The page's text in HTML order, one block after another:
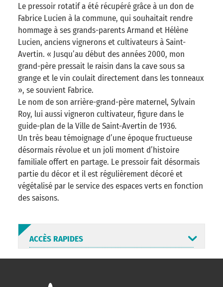
Le pressoir rotatif a été récupéré grâce à un don de
Fabrice Lucien à la commune, qui souhaitait rendre
hommage à ses grands-parents Armand et Hélène
Lucien, anciens vignerons et cultivateurs à Saint-
Avertin. « Jusqu’au début des années 2000, mon
grand-père pressait le raisin dans la cave sous sa
grange et le vin coulait directement dans les tonneaux
», se souvient Fabrice.
Le nom de son arrière-grand-père maternel, Sylvain
Roy, lui aussi vigneron cultivateur, figure dans le
guide-plan de la Ville de Saint-Avertin de 1936.
Un très beau témoignage d’une époque fructueuse
désormais révolue et un joli moment d’histoire
familiale offert en partage. Le pressoir fait désormais
partie du décor et il est régulièrement décoré et
végétalisé par le service des espaces verts en fonction
des saisons.
ACCÈS RAPIDES